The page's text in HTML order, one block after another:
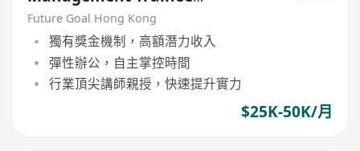
Programme
Future Goal Hong Kong
獨有獎金機制，高額潛力收入
彈性辦公，自主掌控時間
行業頂尖講師親授，快速提升實力
$25K-50K/月